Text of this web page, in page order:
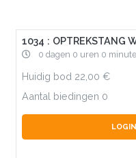
1034 : OPTREKSTANG
0 dagen 0 uren 0
Huidig bod 22,00
Aantal biedingen 0